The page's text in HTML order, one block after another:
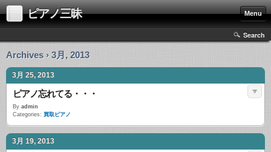
ピアノ三昧 Menu
Search
Archives › 3月, 2013
3月 25, 2013
ピアノ忘れてる・・・
By admin
Categories: 買取ピアノ
3月 19, 2013